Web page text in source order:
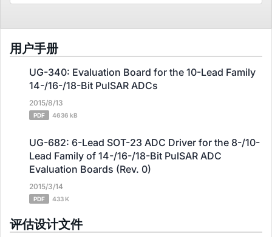
用户手册
UG-340: Evaluation Board for the 10-Lead Family
14-/16-/18-Bit PulSAR ADCs
2015/8/13
PDF 4636 kB
UG-682: 6-Lead SOT-23 ADC Driver for the 8-/10-
Lead Family of 14-/16-/18-Bit PulSAR ADC
Evaluation Boards (Rev. 0)
2015/3/14
PDF 433 K
评估设计文件